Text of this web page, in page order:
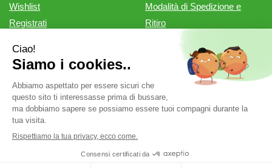
Wishlist
Registrati
Contatti
Modalità di Spedizione e
Ritiro
Informativa privacy
Condizioni di vendita
Farmacia Outlet è un marchio di Farmacia Belforte Snc.
P.Iva: 02550810200 cod. fiscale: 02550810200 REA: MN-
262276